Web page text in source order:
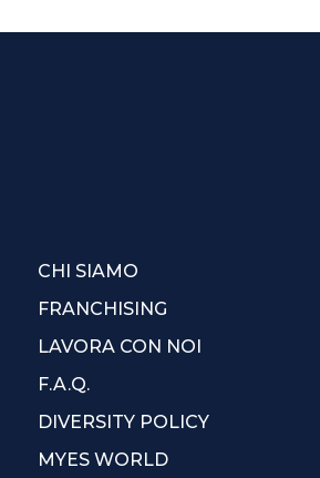
CHI SIAMO
FRANCHISING
LAVORA CON NOI
F.A.Q.
DIVERSITY POLICY
MYES WORLD